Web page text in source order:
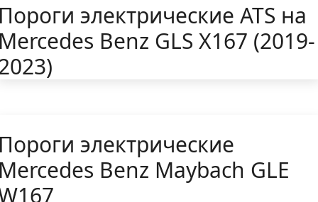
электрические ATS на
Benz GLS Х167 (2019-
электрические
Benz Maybach GLE